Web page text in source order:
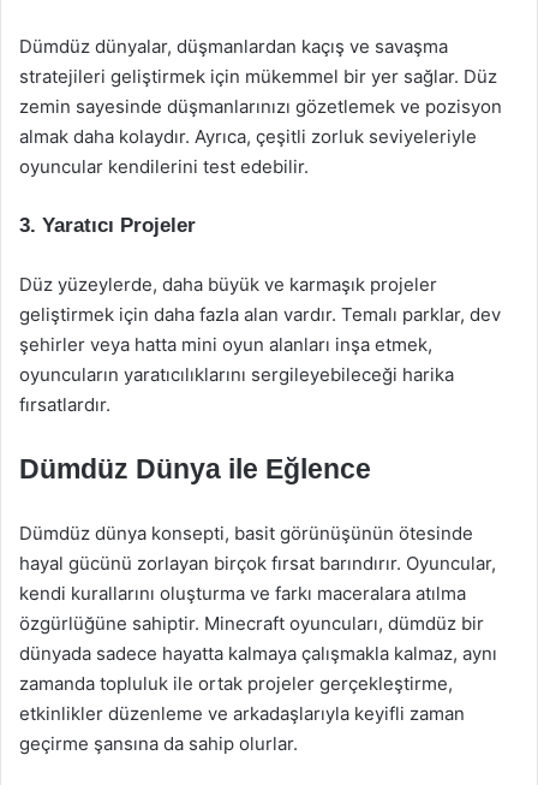
Dümdüz dünyalar, düşmanlardan kaçış ve savaşma
stratejileri geliştirmek için mükemmel bir yer sağlar. Düz
zemin sayesinde düşmanlarınızı gözetlemek ve pozisyon
almak daha kolaydır. Ayrıca, çeşitli zorluk seviyeleriyle
oyuncular kendilerini test edebilir.
3. Yaratıcı Projeler
Düz yüzeylerde, daha büyük ve karmaşık projeler
geliştirmek için daha fazla alan vardır. Temalı parklar, dev
şehirler veya hatta mini oyun alanları inşa etmek,
oyuncuların yaratıcılıklarını sergileyebileceği harika
fırsatlardır.
Dümdüz Dünya ile Eğlence
Dümdüz dünya konsepti, basit görünüşünün ötesinde
hayal gücünü zorlayan birçok fırsat barındırır. Oyuncular,
kendi kurallarını oluşturma ve farkı maceralara atılma
özgürlüğüne sahiptir. Minecraft oyuncuları, dümdüz bir
dünyada sadece hayatta kalmaya çalışmakla kalmaz, aynı
zamanda topluluk ile ortak projeler gerçekleştirme,
etkinlikler düzenleme ve arkadaşlarıyla keyifli zaman
geçirme şansına da sahip olurlar.